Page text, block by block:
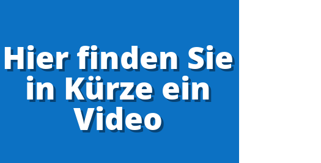
Hier finden Sie
in Kürze ein
Video